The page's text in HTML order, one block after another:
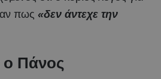
πως «δεν άντεχε την
Πάνος